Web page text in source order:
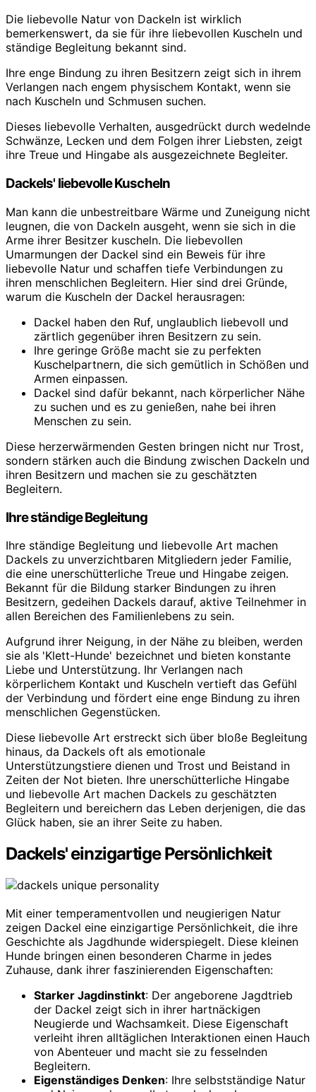
Die liebevolle Natur von Dackeln ist wirklich
bemerkenswert, da sie für ihre liebevollen Kuscheln und
ständige Begleitung bekannt sind.
Ihre enge Bindung zu ihren Besitzern zeigt sich in ihrem
Verlangen nach engem physischem Kontakt, wenn sie
nach Kuscheln und Schmusen suchen.
Dieses liebevolle Verhalten, ausgedrückt durch wedelnde
Schwänze, Lecken und dem Folgen ihrer Liebsten, zeigt
ihre Treue und Hingabe als ausgezeichnete Begleiter.
Dackels' liebevolle Kuscheln
Man kann die unbestreitbare Wärme und Zuneigung nicht
leugnen, die von Dackeln ausgeht, wenn sie sich in die
Arme ihrer Besitzer kuscheln. Die liebevollen
Umarmungen der Dackel sind ein Beweis für ihre
liebevolle Natur und schaffen tiefe Verbindungen zu
ihren menschlichen Begleitern. Hier sind drei Gründe,
warum die Kuscheln der Dackel herausragen:
Dackel haben den Ruf, unglaublich liebevoll und
zärtlich gegenüber ihren Besitzern zu sein.
Ihre geringe Größe macht sie zu perfekten
Kuschelpartnern, die sich gemütlich in Schößen und
Armen einpassen.
Dackel sind dafür bekannt, nach körperlicher Nähe
zu suchen und es zu genießen, nahe bei ihren
Menschen zu sein.
Diese herzerwärmenden Gesten bringen nicht nur Trost,
sondern stärken auch die Bindung zwischen Dackeln und
ihren Besitzern und machen sie zu geschätzten
Begleitern.
Ihre ständige Begleitung
Ihre ständige Begleitung und liebevolle Art machen
Dackels zu unverzichtbaren Mitgliedern jeder Familie,
die eine unerschütterliche Treue und Hingabe zeigen.
Bekannt für die Bildung starker Bindungen zu ihren
Besitzern, gedeihen Dackels darauf, aktive Teilnehmer in
allen Bereichen des Familienlebens zu sein.
Aufgrund ihrer Neigung, in der Nähe zu bleiben, werden
sie als 'Klett-Hunde' bezeichnet und bieten konstante
Liebe und Unterstützung. Ihr Verlangen nach
körperlichem Kontakt und Kuscheln vertieft das Gefühl
der Verbindung und fördert eine enge Bindung zu ihren
menschlichen Gegenstücken.
Diese liebevolle Art erstreckt sich über bloße Begleitung
hinaus, da Dackels oft als emotionale
Unterstützungstiere dienen und Trost und Beistand in
Zeiten der Not bieten. Ihre unerschütterliche Hingabe
und liebevolle Art machen Dackels zu geschätzten
Begleitern und bereichern das Leben derjenigen, die das
Glück haben, sie an ihrer Seite zu haben.
Dackels' einzigartige Persönlichkeit
Mit einer temperamentvollen und neugierigen Natur
zeigen Dackel eine einzigartige Persönlichkeit, die ihre
Geschichte als Jagdhunde widerspiegelt. Diese kleinen
Hunde bringen einen besonderen Charme in jedes
Zuhause, dank ihrer faszinierenden Eigenschaften:
Starker Jagdinstinkt: Der angeborene Jagdtrieb
der Dackel zeigt sich in ihrer hartnäckigen
Neugierde und Wachsamkeit. Diese Eigenschaft
verleiht ihren alltäglichen Interaktionen einen Hauch
von Abenteuer und macht sie zu fesselnden
Begleitern.
Eigenständiges Denken: Ihre selbstständige Natur